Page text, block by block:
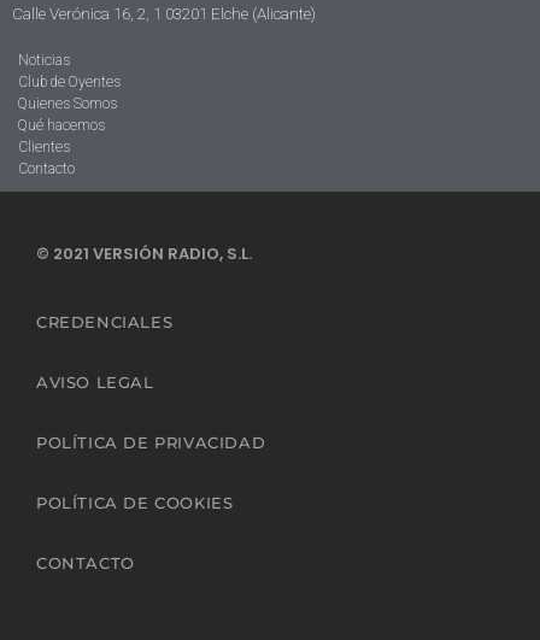
Calle Verónica 16, 2, 1 03201 Elche (Alicante)
Noticias
Club de Oyentes
Quienes Somos
Qué hacemos
Clientes
Contacto
© 2021 VERSIÓN RADIO, S.L.
CREDENCIALES
AVISO LEGAL
POLÍTICA DE PRIVACIDAD
POLÍTICA DE COOKIES
CONTACTO